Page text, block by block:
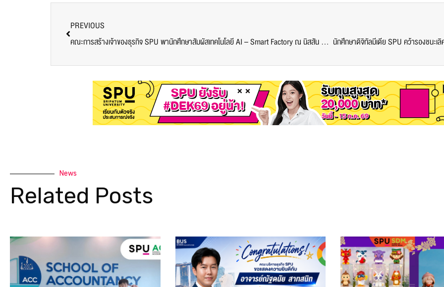
PREVIOUS
คณะการสร้างเจ้าของธุรกิจ SPU พานักศึกษาสัมผัสเทคโนโลยี AI – Smart Factory ณ นิสสัน มอเตอร์ ประเทศไทย
News
Related Posts